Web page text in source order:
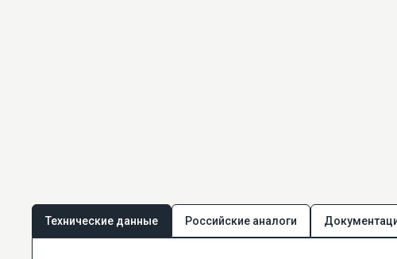
Технические данные Российские аналоги